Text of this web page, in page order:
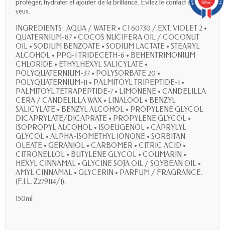
protéger, hydrater et ajouter de la brillance. Évitez le contact avec les
yeux.
INGREDIENTS : AQUA / WATER • CI 60730 / EXT. VIOLET 2 •
QUATERNIUM-87 • COCOS NUCIFERA OIL / COCONUT
OIL • SODIUM BENZOATE • SODIUM LACTATE • STEARYL
ALCOHOL • PPG-1 TRIDECETH-6 • BEHENTRIMONIUM
CHLORIDE • ETHYLHEXYL SALICYLATE •
POLYQUATERNIUM-37 • POLYSORBATE 20 •
POLYQUATERNIUM-11 • PALMITOYL TRIPEPTIDE-1 •
PALMITOYL TETRAPEPTIDE-7 • LIMONENE • CANDELILLA
CERA / CANDELILLA WAX • LINALOOL • BENZYL
SALICYLATE • BENZYL ALCOHOL • PROPYLENE GLYCOL
DICAPRYLATE/DICAPRATE • PROPYLENE GLYCOL •
ISOPROPYL ALCOHOL • ISOEUGENOL • CAPRYLYL
GLYCOL • ALPHA-ISOMETHYL IONONE • SORBITAN
OLEATE • GERANIOL • CARBOMER • CITRIC ACID •
CITRONELLOL • BUTYLENE GLYCOL • COUMARIN •
HEXYL CINNAMAL • GLYCINE SOJA OIL / SOYBEAN OIL •
AMYL CINNAMAL • GLYCERIN • PARFUM / FRAGRANCE.
(F.I.L. Z279114/1).
150ml
5887 avis